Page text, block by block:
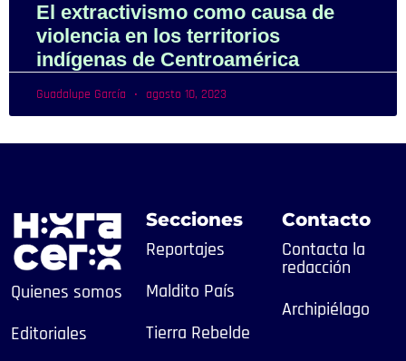
El extractivismo como causa de
violencia en los territorios
indígenas de Centroamérica
Guadalupe García agosto 10, 2023
Quienes somos
Editoriales
Secciones
Reportajes
Maldito País
Tierra Rebelde
Contacto
Contacta la
redacción
Archipiélago